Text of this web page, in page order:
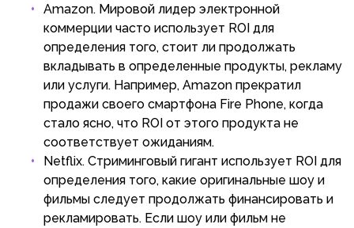
Amazon. Мировой лидер электронной
коммерции часто использует ROI для
определения того, стоит ли продолжать
вкладывать в определенные продукты, рекламу
или услуги. Например, Amazon прекратил
продажи своего смартфона Fire Phone, когда
стало ясно, что ROI от этого продукта не
соответствует ожиданиям.
Netflix. Стриминговый гигант использует ROI для
определения того, какие оригинальные шоу и
фильмы следует продолжать финансировать и
рекламировать. Если шоу или фильм не